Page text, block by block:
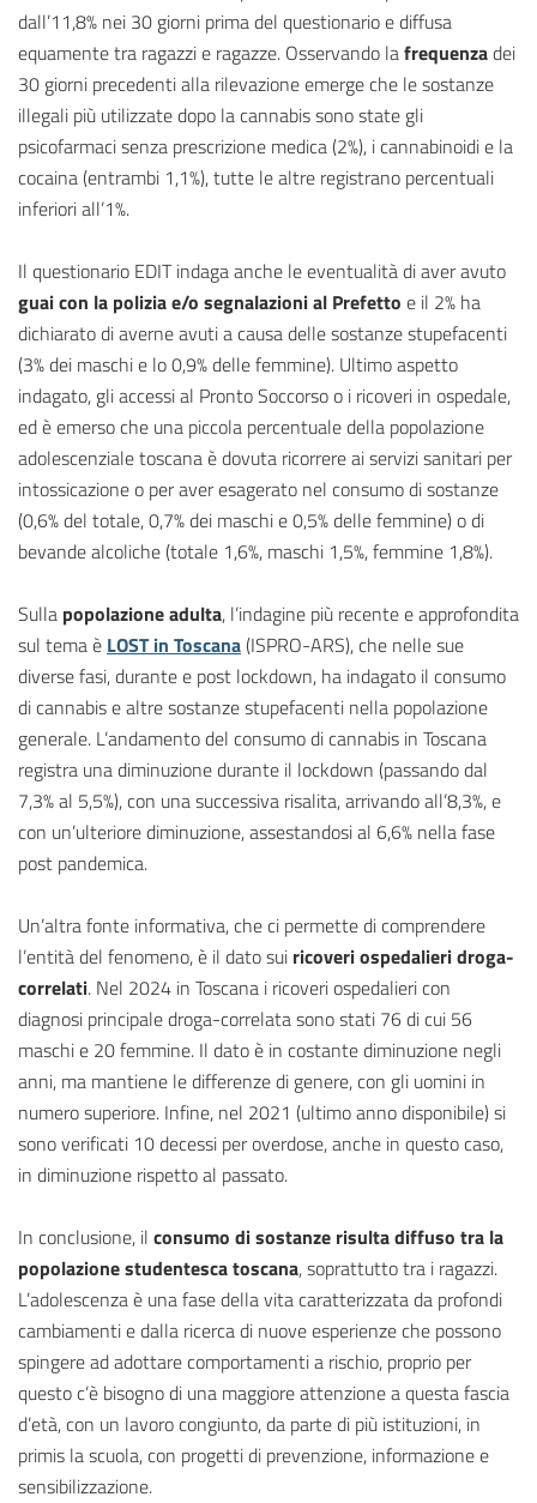
dall’11,8% nei 30 giorni prima del questionario e diffusa
equamente tra ragazzi e ragazze. Osservando lafrequenzadei
30 giorni precedenti alla rilevazione emerge che le sostanze
illegali più utilizzate dopo la cannabis sono state gli
psicofarmaci senza prescrizione medica (2%), i cannabinoidi e la
cocaina (entrambi 1,1%), tutte le altre registrano percentuali
inferiori all’1%.
Il questionario EDIT indaga anche le eventualità di aver avuto
guai con la polizia e/o segnalazioni al Prefetto e il 2% ha
dichiarato di averne avuti a causa delle sostanze stupefacenti
(3% dei maschi e lo 0,9% delle femmine). Ultimo aspetto
indagato, gli accessi al Pronto Soccorso o i ricoveri in ospedale,
ed è emerso che una piccola percentuale della popolazione
adolescenziale toscana è dovuta ricorrere ai servizi sanitari per
intossicazione o per aver esagerato nel consumo di sostanze
(0,6% del totale, 0,7% dei maschi e 0,5% delle femmine) o di
bevande alcoliche (totale 1,6%, maschi 1,5%, femmine 1,8%).
Sulla popolazione adulta, l’indagine più recente e approfondita
sul tema è LOST in Toscana(ISPRO-ARS), che nelle sue
diverse fasi, durante e post lockdown, ha indagato il consumo
di cannabis e altre sostanze stupefacenti nella popolazione
generale. L’andamento del consumo di cannabis in Toscana
registra una diminuzione durante il lockdown (passando dal
7,3% al 5,5%), con una successiva risalita, arrivando all’8,3%, e
con un’ulteriore diminuzione, assestandosi al 6,6% nella fase
post pandemica.
Un’altra fonte informativa, che ci permette di comprendere
l’entità del fenomeno, è il dato sui ricoveri ospedalieri droga-
correlati. Nel 2024 in Toscana i ricoveri ospedalieri con
diagnosi principale droga-correlata sono stati 76 di cui 56
maschi e 20 femmine. Il dato è in costante diminuzione negli
anni, ma mantiene le differenze di genere, con gli uomini in
numero superiore. Infine, nel 2021 (ultimo anno disponibile) si
sono verificati 10 decessi per overdose, anche in questo caso,
in diminuzione rispetto al passato.
In conclusione, il consumo di sostanze risulta diffuso tra la
popolazione studentesca toscana, soprattutto tra i ragazzi.
L’adolescenza è una fase della vita caratterizzata da profondi
cambiamenti e dalla ricerca di nuove esperienze che possono
spingere ad adottare comportamenti a rischio, proprio per
questo c’è bisogno di una maggiore attenzione a questa fascia
d’età, con un lavoro congiunto, da parte di più istituzioni, in
primis la scuola, con progetti di prevenzione, informazione e
sensibilizzazione.